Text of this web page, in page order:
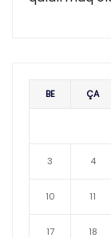
BE ÇA
3 4
10 11
17 18